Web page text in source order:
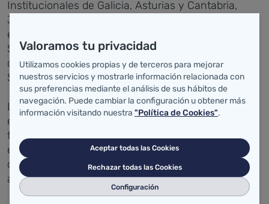
Institucionales de Galicia, Asturias y Cantabria,
Jesús Vázquez. Por parte de la consejería, han
estado también presentes el director gerente del
Servicio Cántabro de Salud, Julián Pérez, y la
directora general de Organización y Atención
Sanitaria, María Antonia Mora.
Laboratorios Esteve es una empresa farmacéutica
española que desarrolla su actividad
fundamentalmente en el campo de las
enfermedades crónicas, especialmente en el área
del dolor y de las enfermedades metabólicas y del
aparato respiratorio.
Valoramos tu privacidad
Utilizamos cookies propias y de terceros para mejorar
nuestros servicios y mostrarle información relacionada con
sus preferencias mediante el análisis de sus hábitos de
navegación. Puede cambiar la configuración u obtener más
información visitando nuestra "Política de Cookies".
Aceptar todas las Cookies
Rechazar todas las Cookies
Configuración